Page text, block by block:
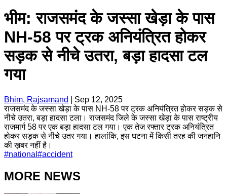
भीम: राजसमंद के जस्सा खेड़ा के पास
NH-58 पर ट्रक अनियंत्रित होकर
सड़क से नीचे उतरा, बड़ा हादसा टल
गया
Bhim, Rajsamand
Sep 12, 2025
राजसमंद के जस्सा खेड़ा के पास NH-58 पर ट्रक अनियंत्रित होकर सड़क से
नीचे उतरा, बड़ा हादसा टला। राजसमंद जिले के जस्सा खेड़ा के पास राष्ट्रीय
राजमार्ग 58 पर एक बड़ा हादसा टल गया। एक तेज रफ्तार ट्रक अनियंत्रित
होकर सड़क से नीचे उतर गया। हालांकि, इस घटना में किसी तरह की जनहानि
की ख़बर नहीं है।
#national #accident
MORE NEWS